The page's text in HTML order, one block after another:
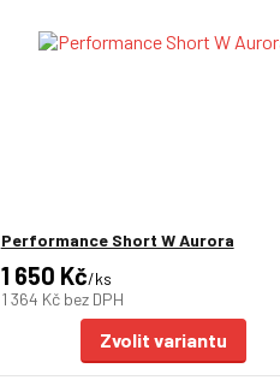
Performance Short W Aurora
1 650 Kč/ks
1 364 Kč bez DPH
Zvolit variantu